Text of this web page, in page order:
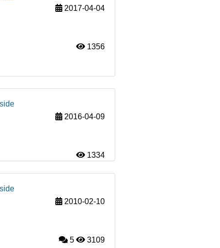
2017-04-04
1356
2016-04-09
1334
2010-02-10
5 3109